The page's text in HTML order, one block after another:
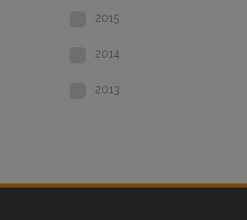
2015
2014
2013